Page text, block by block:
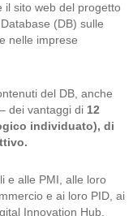
il sito web del progetto
(DB) sulle
nelle imprese
del DB, anche
dei vantaggi di 12
individuato), di
e alle PMI, alle loro
e ai loro PID, ai
Innovation Hub,